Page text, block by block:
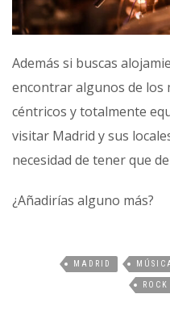
Además si buscas
encontrar algunos de los
céntricos y totalmente
visitar Madrid y sus
necesidad de tener que
¿Añadirías alguno más?
MADRID
ROCK